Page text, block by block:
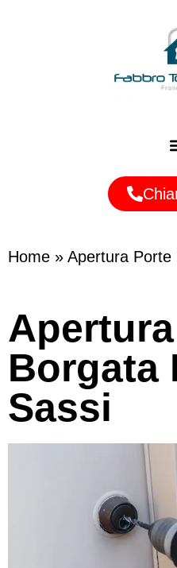
Home » Apertura Porte
Borgata
Sassi